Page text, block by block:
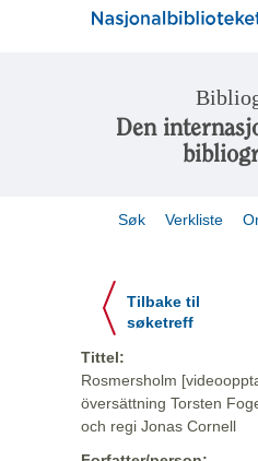
Den
Søk Verkliste
Tilbake til
søketreff
Tittel:
Rosmersholm
översättning Torsten
och regi Jonas Cornell